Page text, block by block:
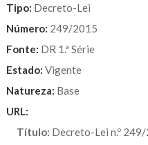
Tipo: Decreto-Lei
Número: 249/2015
Fonte: DR 1.ª Série
Estado: Vigente
Natureza: Base
URL:
Título: Decreto-Lei n.º